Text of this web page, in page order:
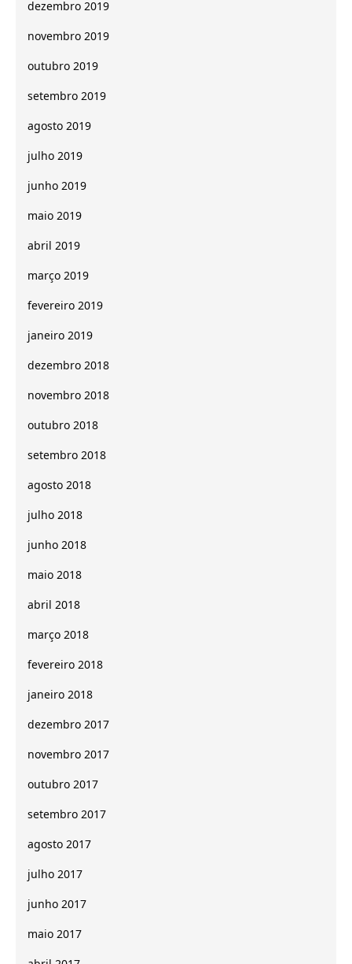
dezembro 2019
novembro 2019
outubro 2019
setembro 2019
agosto 2019
julho 2019
junho 2019
maio 2019
abril 2019
março 2019
fevereiro 2019
janeiro 2019
dezembro 2018
novembro 2018
outubro 2018
setembro 2018
agosto 2018
julho 2018
junho 2018
maio 2018
abril 2018
março 2018
fevereiro 2018
janeiro 2018
dezembro 2017
novembro 2017
outubro 2017
setembro 2017
agosto 2017
julho 2017
junho 2017
maio 2017